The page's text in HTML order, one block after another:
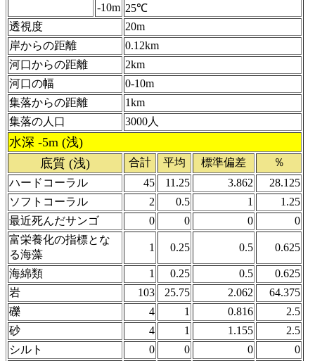
-10m 25℃
透視度
20m
岸からの距離
0.12km
河口からの距離
2km
河口の幅
0-10m
集落からの距離
1km
集落の人口
3000人
水深 -5m (浅)
底質 (浅)
合計 平均 標準偏差
％
ハードコーラル
45 11.25 3.862
28.125
ソフトコーラル
2 0.5 1
1.25
最近死んだサンゴ
0 0 0
0
富栄養化の指標とな
る海藻
1 0.25 0.5 0.625
海綿類 1 0.25 0.5
0.625
岩
103 25.75 2.062
64.375
礫
4 1 0.816
2.5
砂
4 1 1.155
2.5
シルト
0 0 0
0